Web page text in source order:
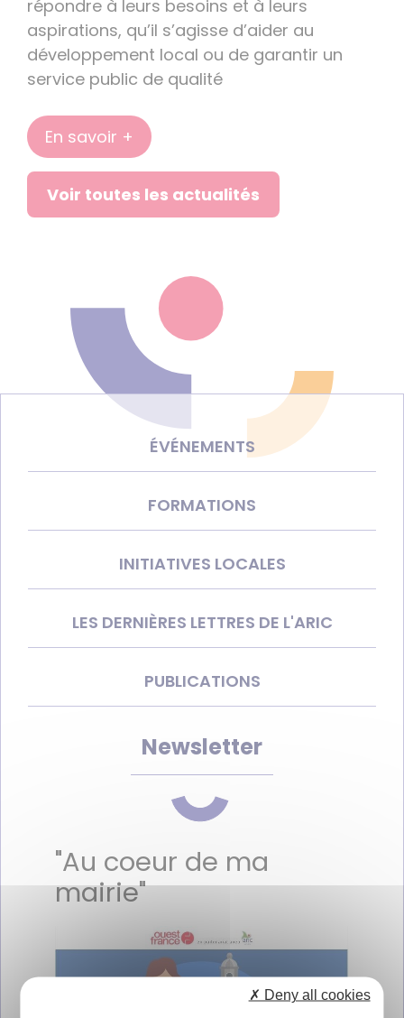
répondre à leurs besoins et à leurs
aspirations, qu’il s’agisse d’aider au
développement local ou de garantir un
service public de qualité
En savoir +
Voir toutes les actualités
ÉVÉNEMENTS
FORMATIONS
INITIATIVES LOCALES
LES DERNIÈRES LETTRES DE L'ARIC
PUBLICATIONS
Newsletter
"Au coeur de ma
mairie"
✗ Deny all cookies